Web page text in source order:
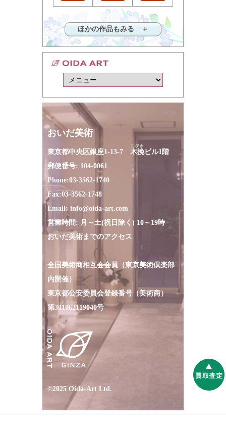
ほかの作品もみる ＋
おいだ美術
東京都中央区銀座1-13-7 木挽
こびき
ビル1階
郵便番号: 104-0061
Phone:03-3562-1740
Fax:03-3562-1748
Email: info@oida-art.com
営業時間: 月～土(祝日除く) 10～19時
おいだ美術までのアクセス
全国美術商相互会会員（東京美術倶楽部
内開催）
東京都公安委員会登録番号（美術商）
第301062119040号
©2025 Oida-Art Ltd.